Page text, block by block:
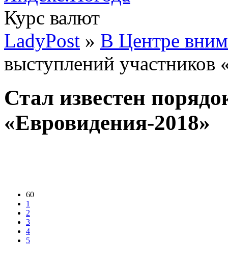
Курс валют
LadyPost » В Центре
выступлений участников
Стал известен
«Евровидения-2018»
60
1
2
3
4
5